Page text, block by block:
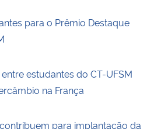
para o Prêmio Destaque
estudantes do CT-UFSM
na França
para implantação da